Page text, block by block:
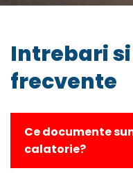
Intrebari
frecvente
Ce documente
calatorie?